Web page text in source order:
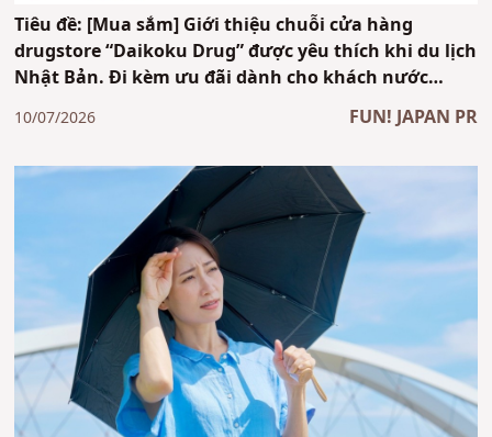
Tiêu đề: [Mua sắm] Giới thiệu chuỗi cửa hàng
drugstore “Daikoku Drug” được yêu thích khi du lịch
Nhật Bản. Đi kèm ưu đãi dành cho khách nước
10/07/2026 FUN! JAPAN PR